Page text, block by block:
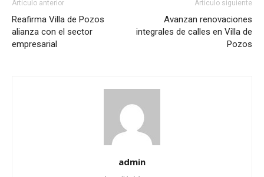
Artículo anterior
Reafirma Villa de Pozos
alianza con el sector
empresarial
Artículo siguiente
Avanzan renovaciones
integrales de calles en Villa de
Pozos
admin